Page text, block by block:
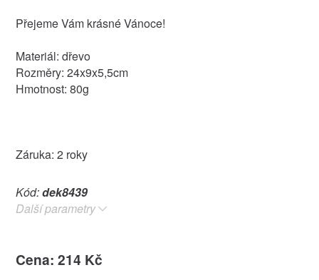
Přejeme Vám krásné Vánoce!
Materiál: dřevo
Rozměry: 24x9x5,5cm
Hmotnost: 80g
Záruka: 2 roky
Kód:dek8439
Další parametry
Cena: 214 Kč